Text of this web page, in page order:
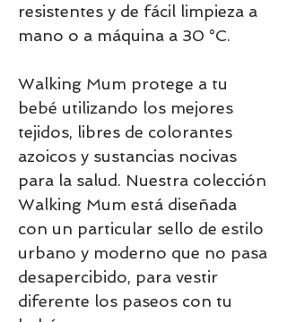
resistentes y de fácil limpieza a
mano o a máquina a 30 °C.
Walking Mum protege a tu
bebé utilizando los mejores
tejidos, libres de colorantes
azoicos y sustancias nocivas
para la salud. Nuestra colección
Walking Mum está diseñada
con un particular sello de estilo
urbano y moderno que no pasa
desapercibido, para vestir
diferente los paseos con tu